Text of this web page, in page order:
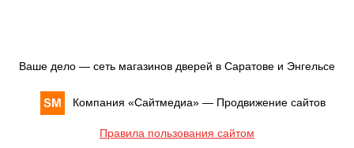
Ваше дело — сеть магазинов дверей в Саратове и Энгельсе
Компания «Сайтмедиа» — Продвижение сайтов
Правила пользования сайтом